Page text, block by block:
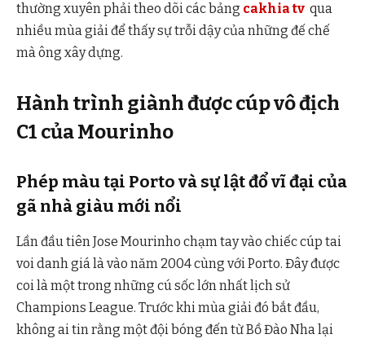
thường xuyên phải theo dõi các bảng cakhia tv qua
nhiều mùa giải để thấy sự trỗi dậy của những đế chế
mà ông xây dựng.
Hành trình giành được cúp vô địch
C1 của Mourinho
Phép màu tại Porto và sự lật đổ vĩ đại của
gã nhà giàu mới nổi
Lần đầu tiên Jose Mourinho chạm tay vào chiếc cúp tai
voi danh giá là vào năm 2004 cùng với Porto. Đây được
coi là một trong những cú sốc lớn nhất lịch sử
Champions League. Trước khi mùa giải đó bắt đầu,
không ai tin rằng một đội bóng đến từ Bồ Đào Nha lại